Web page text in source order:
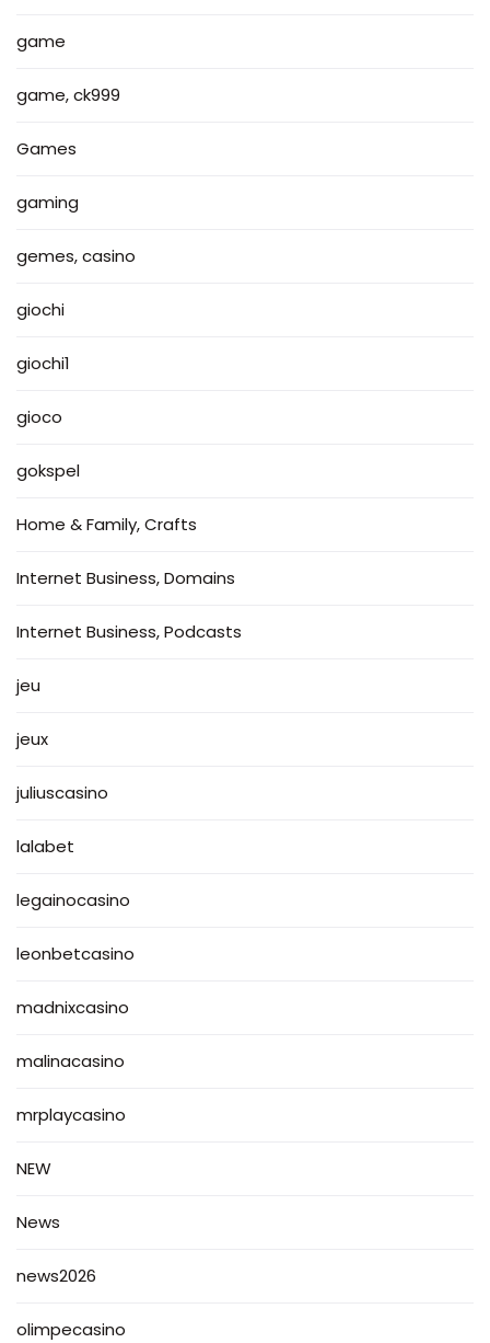
game
game, ck999
Games
gaming
gemes, casino
giochi
giochi1
gioco
gokspel
Home & Family, Crafts
Internet Business, Domains
Internet Business, Podcasts
jeu
jeux
juliuscasino
lalabet
legainocasino
leonbetcasino
madnixcasino
malinacasino
mrplaycasino
NEW
News
news2026
olimpecasino